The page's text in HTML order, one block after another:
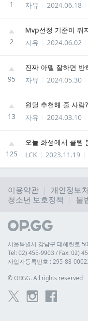
1
자유
2024.06.18
2
Mvp선정 기준이 뭐
자유
2024.06.02
95
진짜 아펠 잘하면 반
자유
2024.05.30
13
원딜 추천해 줄 사람?
자유
2024.03.10
125
오늘 화성에서 클템
LCK
2023.11.19
이용약관
개인정보
청소년 보호정책
불
서울특별시 강남구 테헤란로
Tel: 02) 455-9903 / Fax: 02)
사업자등록번호 : 295-88-
© OP.GG. All rights reserved